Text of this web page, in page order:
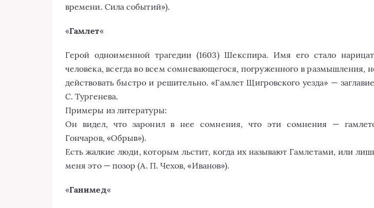
времени. Сила событий»).
«Гамлет«
Герой одноименной трагедии (1603) Шекспира. Имя его стало
человека, всегда во всем сомневающегося, погруженного в размышления,
действовать быстро и решительно. «Гамлет Щигровского уезда» —
С. Тургенева.
Примеры из литературы:
Он видел, что заронил в нее сомнения, что эти сомнения —
Гончаров, «Обрыв»).
Есть жалкие люди, которым льстит, когда их называют Гамлетами, или
меня это — позор (А. П. Чехов, «Иванов»).
«Ганимед«